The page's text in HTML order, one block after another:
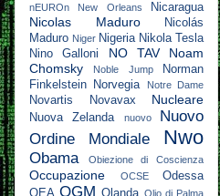
nEUROn
New Orleans Nicaragua
Nicolas Maduro
Nicolás
Maduro Niger Nigeria Nikola Tesla
Nino Galloni
NO TAV
Noam
Chomsky
Noble Jump
Norman
Finkelstein
Norvegia Notre Dame
Novartis Novavax Nucleare
Nuova Zelanda nuovo
Nuovo
Ordine Mondiale
Nwo
Obama Obiezione di Coscienza
Occupazione OCSE
Odessa
OEA OGM Olanda Olio di Palma